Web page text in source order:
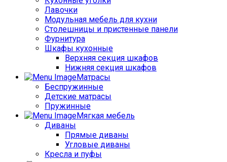
Лавочки
Модульная мебель для кухни
Столешницы и пристенные панели
Фурнитура
Шкафы кухонные
Верхняя секция шкафов
Нижняя секция шкафов
Матрасы
Беспружинные
Детские матрасы
Пружинные
Мягкая мебель
Диваны
Прямые диваны
Угловые диваны
Кресла и пуфы